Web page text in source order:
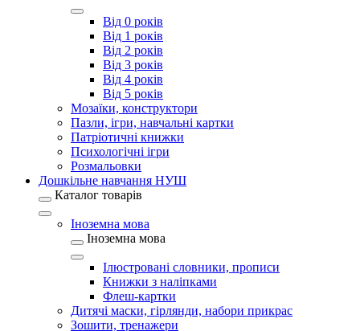
Від 0 років
Від 1 років
Від 2 років
Від 3 років
Від 4 років
Від 5 років
Мозаїки, конструктори
Пазли, ігри, навчальні картки
Патріотичні книжки
Психологічні ігри
Розмальовки
Дошкільне навчання НУШ
Каталог товарів
Іноземна мова
Іноземна мова
Ілюстровані словники, прописи
Книжки з наліпками
Флеш-картки
Дитячі маски, гірлянди, набори прикрас
Зошити, тренажери